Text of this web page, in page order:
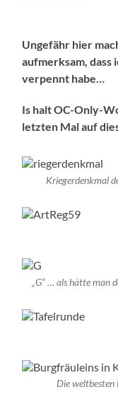
Ungefähr hier
aufmerksam, dass
verpennt habe…
Is halt OC-Only-
letzten Mal auf
Kriegerdenkmal
„G“ … als hätte man
Die weltbesten